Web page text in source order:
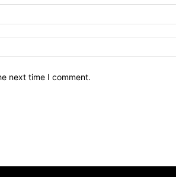
next time I comment.